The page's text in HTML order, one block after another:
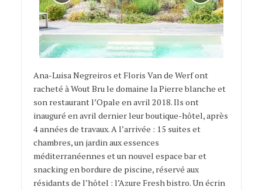
Ana-Luisa Negreiros et Floris Van de Werf ont
racheté à Wout Bru le domaine la Pierre blanche et
son restaurant l’Opale en avril 2018. Ils ont
inauguré en avril dernier leur boutique-hôtel, après
4 années de travaux. A l’arrivée : 15 suites et
chambres, un jardin aux essences
méditerranéennes et un nouvel espace bar et
snacking en bordure de piscine, réservé aux
résidants de l’hôtel : l’Azure Fresh bistro. Un écrin